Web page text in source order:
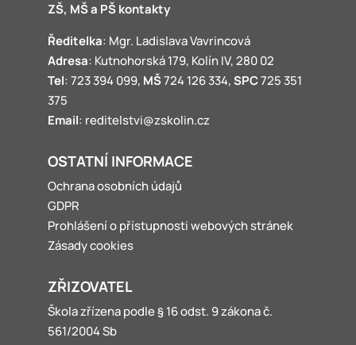
ZŠ, MŠ a PŠ kontakty
Ředitelka: Mgr. Ladislava Vavrincová
Adresa: Kutnohorská 179, Kolín IV, 280 02
Tel: 723 394 099, MŠ724 126 334,SPC725 351
375
Email: reditelstvi@zskolin.cz
OSTATNÍ INFORMACE
Ochrana osobních údajů
GDPR
Prohlášení o přístupnosti webových stránek
Zásady cookies
ZŘIZOVATEL
Škola zřízena podle § 16 odst. 9 zákona č.
561/2004 Sb